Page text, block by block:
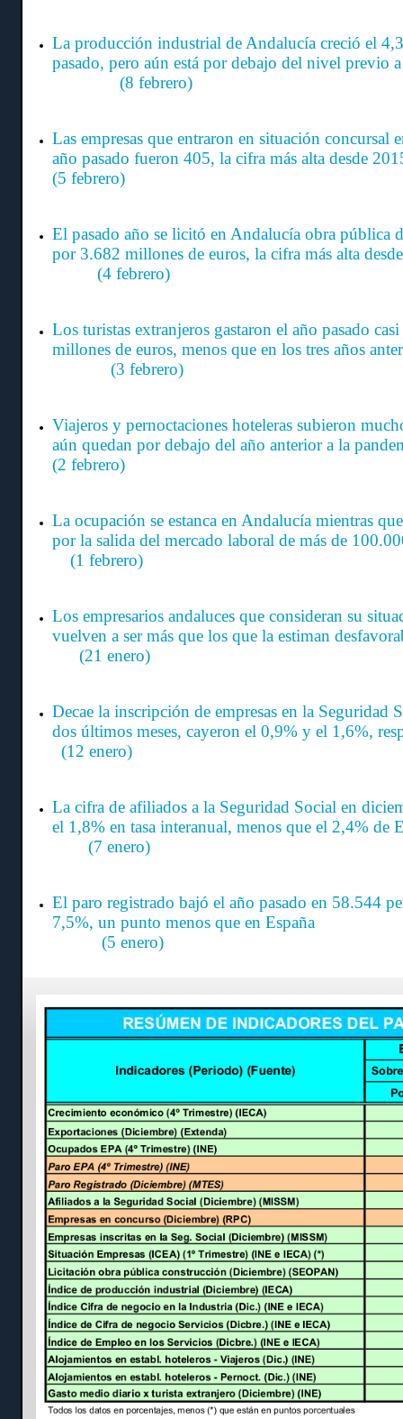
La producción industrial de Andalucía creció el
pasado, pero aún está por debajo del nivel
(8 febrero)
Las empresas que entraron en situación concursal
año pasado fueron 405, la cifra más alta
(5 febrero)
El pasado año se licitó en Andalucía obra pública
por 3.682 millones de euros, la cifra más
(4 febrero)
Los turistas extranjeros gastaron el año pasado
millones de euros, menos que en los tres años
(3 febrero)
Viajeros y pernoctaciones hoteleras subieron
aún quedan por debajo del año anterior
(2 febrero)
La ocupación se estanca en Andalucía mientras
por la salida del mercado laboral de más de
(1 febrero)
Los empresarios andaluces que consideran su
vuelven a ser más que los que la estiman
(21 enero)
Decae la inscripción de empresas en la Seguridad
dos últimos meses, cayeron el 0,9% y el 1,6%,
(12 enero)
La cifra de afiliados a la Seguridad Social en
el 1,8% en tasa interanual, menos que el
(7 enero)
El paro registrado bajó el año pasado en 58.544
7,5%, un punto menos que
(5 enero)